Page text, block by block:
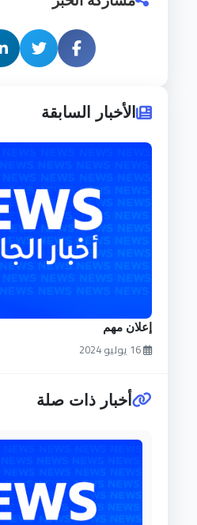
الأخبار السابقة
إعلان مهم
16 يوليو 2024
أخبار ذات صلة